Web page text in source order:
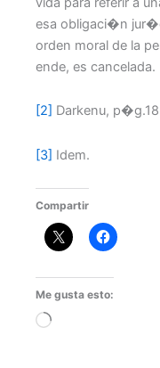
esa obligaci�n
orden moral de la
ende, es cancelada.
[2] Darkenu,
[3] Idem.
Compartir
Me gusta esto:
Cargando...